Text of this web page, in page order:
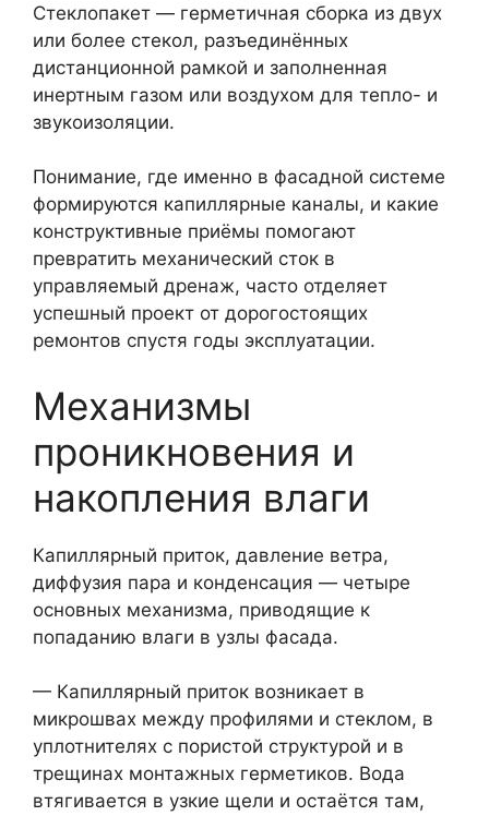
Стеклопакет — герметичная сборка из двух
или более стекол, разъединённых
дистанционной рамкой и заполненная
инертным газом или воздухом для тепло- и
звукоизоляции.
Понимание, где именно в фасадной системе
формируются капиллярные каналы, и какие
конструктивные приёмы помогают
превратить механический сток в
управляемый дренаж, часто отделяет
успешный проект от дорогостоящих
ремонтов спустя годы эксплуатации.
Механизмы
проникновения и
накопления влаги
Капиллярный приток, давление ветра,
диффузия пара и конденсация — четыре
основных механизма, приводящие к
попаданию влаги в узлы фасада.
— Капиллярный приток возникает в
микрошвах между профилями и стеклом, в
уплотнителях с пористой структурой и в
трещинах монтажных герметиков. Вода
втягивается в узкие щели и остаётся там,